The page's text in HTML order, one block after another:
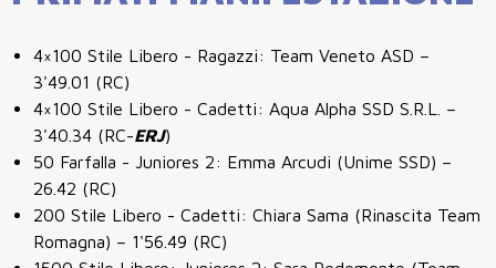
4×100 Stile Libero - Ragazzi: Team Veneto ASD –
3'49.01 (RC)
4×100 Stile Libero - Cadetti: Aqua Alpha SSD S.R.L. –
3'40.34 (RC-ERJ)
50 Farfalla - Juniores 2: Emma Arcudi (Unime SSD) –
26.42 (RC)
200 Stile Libero - Cadetti: Chiara Sama (Rinascita Team
Romagna) – 1'56.49 (RC)